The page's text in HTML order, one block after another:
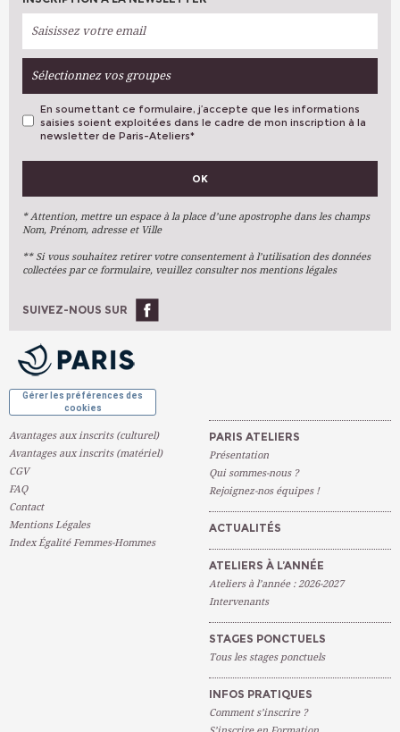
Sélectionnez vos groupes
VOS PRÉFÉRENCES
Arts Plastiques
Arts Du Texte
Arts Numériques
Ateliers À L'année
En soumettant ce formulaire, j’accepte que les informations
saisies soient exploitées dans le cadre de mon inscription à la
newsletter de Paris-Ateliers*
OK
* Attention, mettre un espace à la place d’une apostrophe dans les champs
Nom, Prénom, adresse et Ville
** Si vous souhaitez retirer votre consentement à l’utilisation des données
collectées par ce formulaire, veuillez consulter nos mentions légales
SUIVEZ-NOUS SUR
Gérer les préférences des
cookies
Avantages aux inscrits (culturel)
Avantages aux inscrits (matériel)
CGV
FAQ
Contact
Mentions Légales
Index Égalité Femmes-Hommes
PARIS ATELIERS
Présentation
Qui sommes-nous ?
Rejoignez-nos équipes !
ACTUALITÉS
ATELIERS À L’ANNÉE
Ateliers à l’année : 2026-2027
Intervenants
STAGES PONCTUELS
Tous les stages ponctuels
INFOS PRATIQUES
Comment s’inscrire ?